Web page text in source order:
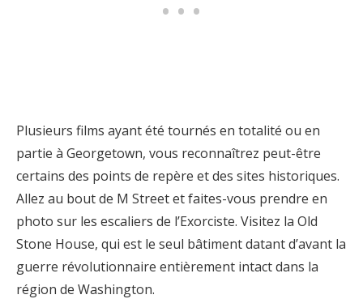
Plusieurs films ayant été tournés en totalité ou en
partie à Georgetown, vous reconnaîtrez peut-être
certains des points de repère et des sites historiques.
Allez au bout de M Street et faites-vous prendre en
photo sur les escaliers de l’Exorciste. Visitez la Old
Stone House, qui est le seul bâtiment datant d’avant la
guerre révolutionnaire entièrement intact dans la
région de Washington.